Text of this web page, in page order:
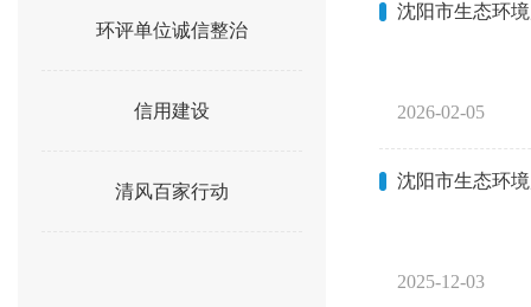
环评单位诚信整治
信用建设
清风百家行动
沈阳市生态环
2026-02-05
沈阳市生态环
2025-12-03